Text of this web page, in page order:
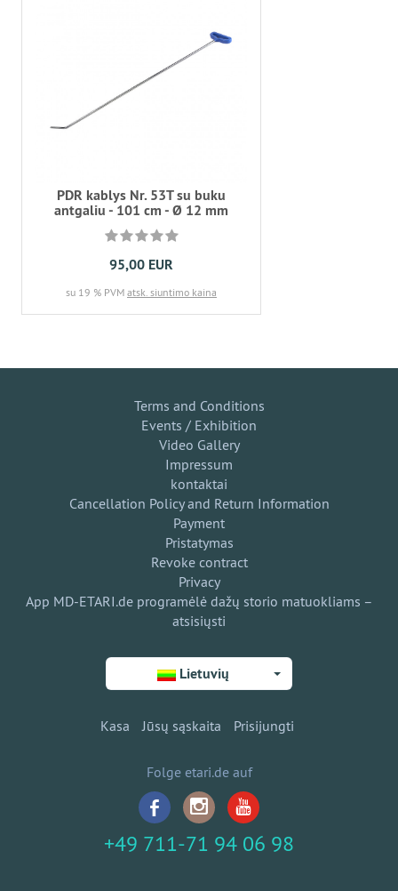
PDR kablys Nr. 53T su buku
antgaliu - 101 cm - Ø 12 mm
95,00 EUR
su 19 % PVM atsk. siuntimo kaina
Terms and Conditions
Events / Exhibition
Video Gallery
Impressum
kontaktai
Cancellation Policy and Return Information
Payment
Pristatymas
Revoke contract
Privacy
App MD-ETARI.de programėlė dažų storio matuokliams –
atsisiųsti
Lietuvių
Kasa Jūsų sąskaita Prisijungti
Folge etari.de auf
+49 711-71 94 06 98